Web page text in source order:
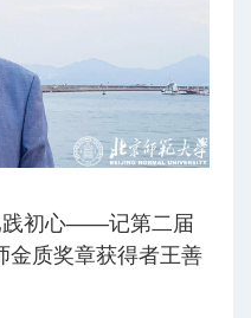
践初心——记第二届
金质奖章获得者王善